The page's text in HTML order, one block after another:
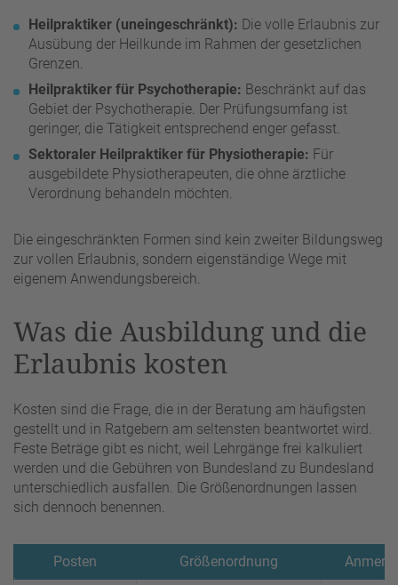
Heilpraktiker (uneingeschränkt): Die volle Erlaubnis zur
Ausübung der Heilkunde im Rahmen der gesetzlichen
Grenzen.
Heilpraktiker für Psychotherapie: Beschränkt auf das
Gebiet der Psychotherapie. Der Prüfungsumfang ist
geringer, die Tätigkeit entsprechend enger gefasst.
Sektoraler Heilpraktiker für Physiotherapie: Für
ausgebildete Physiotherapeuten, die ohne ärztliche
Verordnung behandeln möchten.
Die eingeschränkten Formen sind kein zweiter Bildungsweg
zur vollen Erlaubnis, sondern eigenständige Wege mit
eigenem Anwendungsbereich.
Was die Ausbildung und die
Erlaubnis kosten
Kosten sind die Frage, die in der Beratung am häufigsten
gestellt und in Ratgebern am seltensten beantwortet wird.
Feste Beträge gibt es nicht, weil Lehrgänge frei kalkuliert
werden und die Gebühren von Bundesland zu Bundesland
unterschiedlich ausfallen. Die Größenordnungen lassen
sich dennoch benennen.
Posten Größenordnung